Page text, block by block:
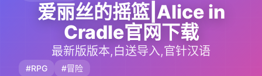
爱丽丝的摇篮|Alice in
Cradle官网下载
最新版版本,白送导入,官针汉语
#RPG #冒险